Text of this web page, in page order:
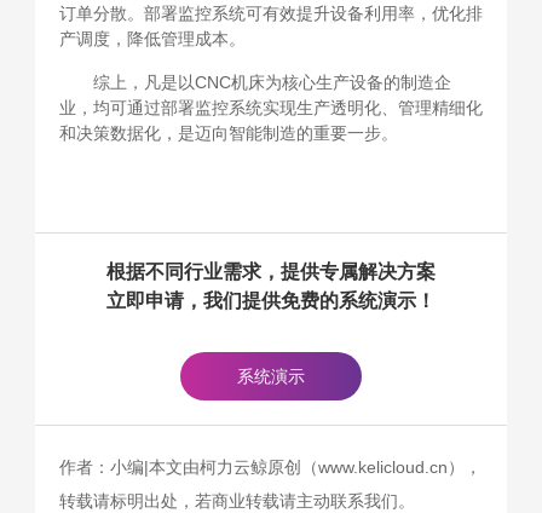
订单分散。部署监控系统可有效提升设备利用率，优化排
产调度，降低管理成本。
综上，凡是以CNC机床为核心生产设备的制造企
业，均可通过部署监控系统实现生产透明化、管理精细化
和决策数据化，是迈向智能制造的重要一步。
根据不同行业需求，提供专属解决方案
立即申请，我们提供免费的系统演示！
系统演示
作者：小编|本文由柯力云鲸原创（www.kelicloud.cn），
转载请标明出处，若商业转载请主动联系我们。